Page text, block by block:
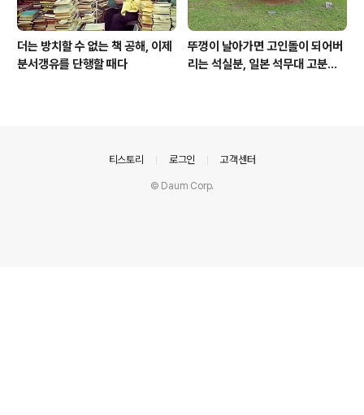
더는 방치할 수 없는 책 공해, 이제
분서갱유를 단행할 때다
뚜껑이 날아가면 고인돌이 되어버
리는 석실분, 일본 석무대 고분의
티스토리 로그인 고객센터
© Daum Corp.